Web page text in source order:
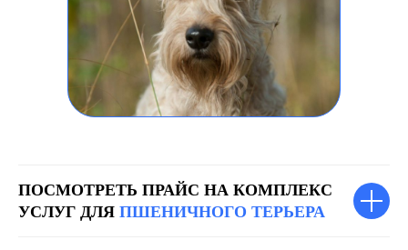
ПОСМОТРЕТЬ ПРАЙС НА КОМПЛЕКС
УСЛУГ ДЛЯ ПШЕНИЧНОГО ТЕРЬЕРА